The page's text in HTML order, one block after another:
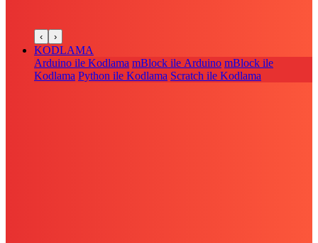
‹ ›
KODLAMA
Arduino ile Kodlama mBlock ile Arduino mBlock ile
Kodlama Python ile Kodlama Scratch ile Kodlama